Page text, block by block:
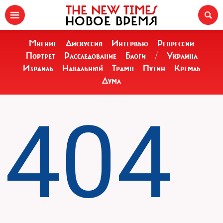
THE NEW TIMES
НОВОЕ ВРЕМЯ
Мнение Дискуссия Интервью
Репрессии
Портрет
Расследование Блоги /
Украина
Израиль
Навальный Трамп Путин
Кремль
Дума
404